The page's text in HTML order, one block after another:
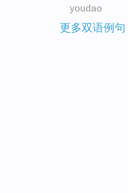
youdao
更多双语例句